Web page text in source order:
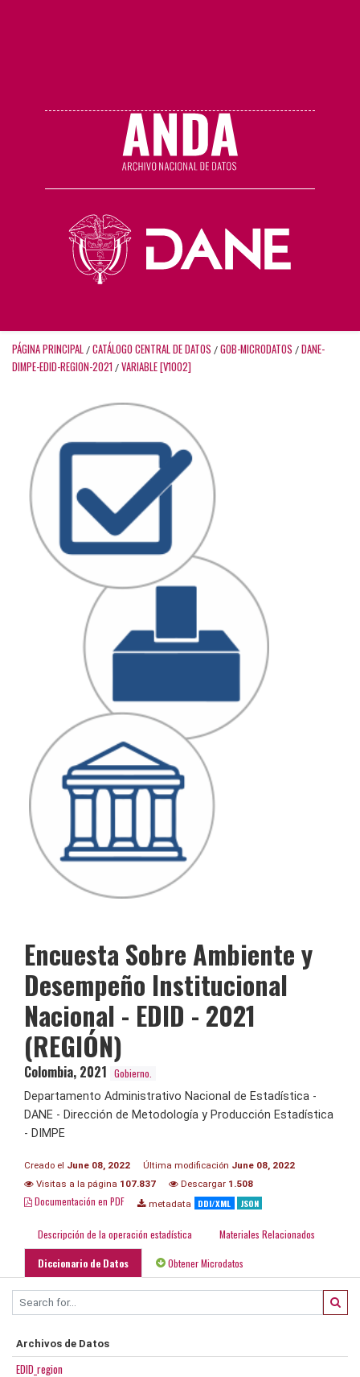
PÁGINA PRINCIPAL / CATÁLOGO CENTRAL DE DATOS / GOB-MICRODATOS / DANE-
DIMPE-EDID-REGION-2021 / VARIABLE [V1002]
Encuesta Sobre Ambiente y
Desempeño Institucional
Nacional - EDID - 2021
(REGIÓN)
Colombia, 2021 Gobierno.
Departamento Administrativo Nacional de Estadística -
DANE - Dirección de Metodología y Producción Estadística
- DIMPE
Creado el June 08, 2022 Última modificación June 08, 2022
Visitas a la página 107.837 Descargar 1.508
Documentación en PDF metadata DDI/XML JSON
Descripción de la operación estadística Materiales Relacionados
Diccionario de Datos Obtener Microdatos
Archivos de Datos
EDID_region